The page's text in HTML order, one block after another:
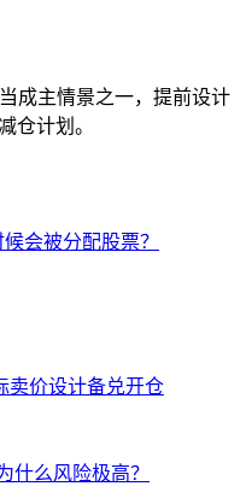
成主情景之一，提前设计
仓计划。
会被分配股票？
卖价设计备兑开仓
什么风险极高？